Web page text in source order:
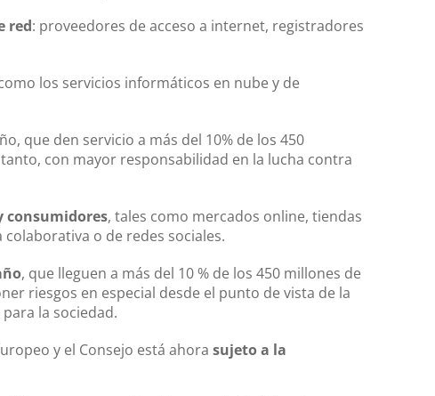
red: proveedores de acceso a internet, registradores
los servicios informáticos en nube y de
que den servicio a más del 10% de los 450
con mayor responsabilidad en la lucha contra
consumidores, tales como mercados online, tiendas
o de redes sociales.
, que lleguen a más del 10 % de los 450 millones de
riesgos en especial desde el punto de vista de la
la sociedad.
y el Consejo está ahora sujeto a la